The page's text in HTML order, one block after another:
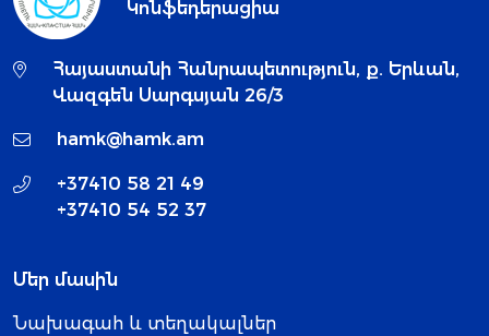
Կոնֆեդերացիա
Հայաստանի Հանրապետություն, ք. Երևան,
Վազգեն Սարգսյան 26/3
hamk@hamk.am
+37410 58 21 49
+37410 54 52 37
Մեր մասին
Նախագահ և տեղակալներ